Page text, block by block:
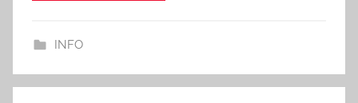
INFO